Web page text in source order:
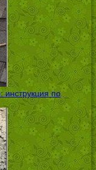
инструкция по